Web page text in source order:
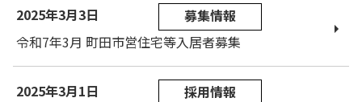
2025年3月3日
募集情報
令和7年3月 町田市営住宅等入居者募集
2025年3月1日
採用情報